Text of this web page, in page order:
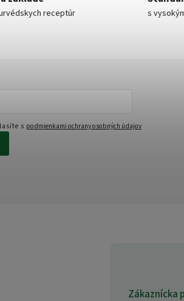
receptúr s
Zákaznícka
s podmienkami ochrany osobných údajov